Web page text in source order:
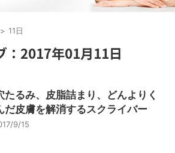
> 11日
：2017年01月11日
たるみ、皮脂詰まり、どんよりく
だ皮膚を解消するスクライバー
9/15